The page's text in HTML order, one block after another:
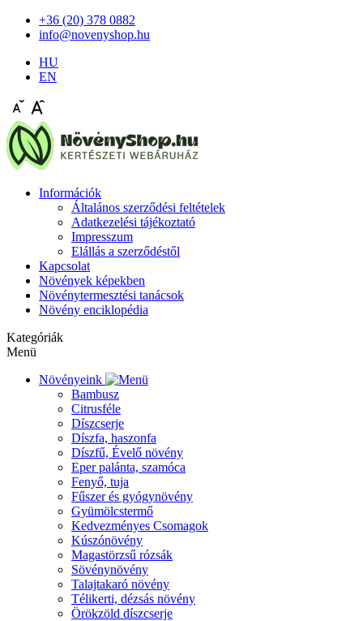
+36 (20) 378 0882
info@novenyshop.hu
HU
EN
Információk
Általános szerződési feltételek
Adatkezelési tájékoztató
Impresszum
Elállás a szerződéstől
Kapcsolat
Növények képekben
Növénytermesztési tanácsok
Növény enciklopédia
Kategóriák
Menü
Növényeink
Bambusz
Citrusféle
Díszcserje
Díszfa, haszonfa
Díszfű, Évelő növény
Eper palánta, szamóca
Fenyő, tuja
Fűszer és gyógynövény
Gyümölcstermő
Kedvezményes Csomagok
Kúszónövény
Magastörzsű rózsák
Sövénynövény
Talajtakaró növény
Télikerti, dézsás növény
Örökzöld díszcserje